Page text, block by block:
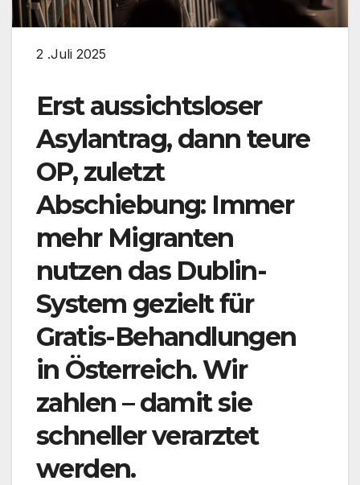
2 .Juli 2025
Erst aussichtsloser
Asylantrag, dann teure
OP, zuletzt
Abschiebung: Immer
mehr Migranten
nutzen das Dublin-
System gezielt für
Gratis-Behandlungen
in Österreich. Wir
zahlen – damit sie
schneller verarztet
werden.